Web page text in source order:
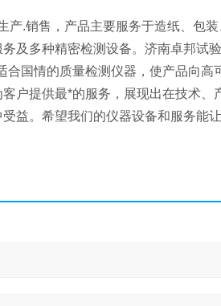
产.销售，产品主要服务于造纸、包
及多种精密检测设备。济南卓邦试
国情的质量检测仪器，使产品向高
户提供最*的服务，展现出在技术、
益。希望我们的仪器设备和服务能